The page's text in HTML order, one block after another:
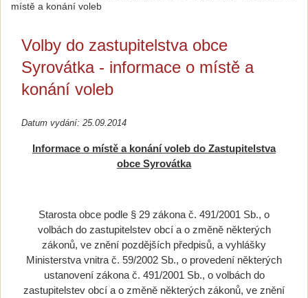
místě a konání voleb
Volby do zastupitelstva obce
Syrovátka - informace o místě a
konání voleb
Datum vydání: 25.09.2014
Informace o místě a konání voleb do Zastupitelstva
obce Syrovátka
Starosta obce podle § 29 zákona č. 491/2001 Sb., o
volbách do zastupitelstev obcí a o změně některých
zákonů, ve znění pozdějších předpisů, a vyhlášky
Ministerstva vnitra č. 59/2002 Sb., o provedení některých
ustanovení zákona č. 491/2001 Sb., o volbách do
zastupitelstev obcí a o změně některých zákonů, ve znění